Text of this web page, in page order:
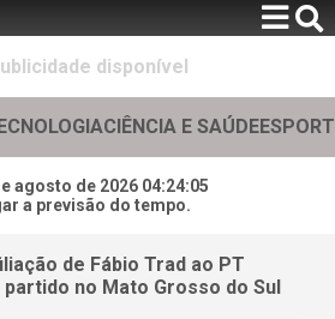
disponível
CIÊNCIA E SAÚDE
agosto de 2026 04:24:07
a previsão do tempo.
de Fábio Trad ao PT
no Mato Grosso do Sul